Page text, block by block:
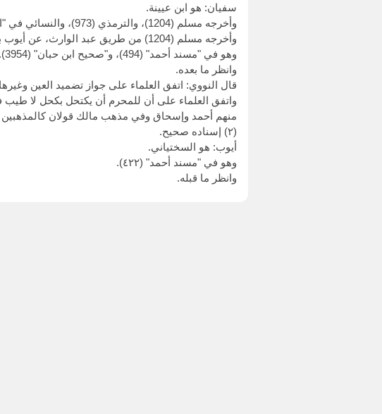
سفيان: هو ابن عيينة.
وأخرجه مسلم (1204)، والترمذي (973)، والنسائي في "الكبرى" (3677) من طرق عن سفيان، بهذا الإسناد.
وأخرجه مسلم (1204) من طريق عبد الوارث، عن أيوب بن موسى، به.
وهو في "مسند أحمد" (494)، و"صحيح ابن حبان" (3954).
وانظر ما بعده.
قال النووي: اتفق العلماء على جواز تضميد العين
واتفق العلماء على أن للمحرم أن يكتحل بكحل لا طيب
منهم أحمد وإسحاق وفي مذهب مالك قولان كالمذهبين
(٢) إسناده صحيح.
أيوب: هو السختياني.
وهو في "مسند أحمد" (٤٢٢).
وانظر ما قبله.